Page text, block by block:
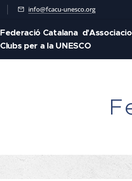
info@fcacu-unesco.org
Federació Catalana
Clubs per a la UNESCO